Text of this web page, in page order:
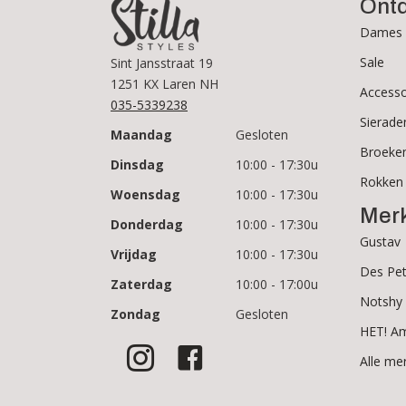
Sint Jansstraat 19
1251 KX Laren NH
035-5339238
Maandag
Gesloten
Dinsdag
10:00 - 17:30u
Woensdag
10:00 - 17:30u
Donderdag
10:00 - 17:30u
Vrijdag
10:00 - 17:30u
Zaterdag
10:00 - 17:00u
Zondag
Gesloten
Dames
Sale
Rokken
Gustav
Des
Notshy
HET!
Alle